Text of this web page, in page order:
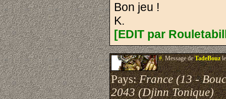
Bon jeu !
K.
[EDIT par
#.Message deTadeBouzle
Pays:France (13 -
2043 (Djinn Tonique)